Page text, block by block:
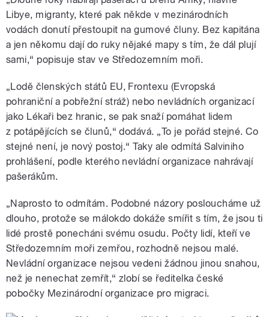
Libye, migranty, které pak někde v mezinárodních
vodách donutí přestoupit na gumové čluny. Bez kapitána
a jen někomu dají do ruky nějaké mapy s tím, že dál plují
sami,“ popisuje stav ve Středozemním moři.
„Lodě členských států EU, Frontexu (Evropská
pohraniční a pobřežní stráž) nebo nevládních organizací
jako Lékaři bez hranic, se pak snaží pomáhat lidem
z potápějících se člunů,“ dodává. „To je pořád stejné. Co
stejné není, je nový postoj.“ Taky ale odmítá Salviniho
prohlášení, podle kterého nevládní organizace nahrávají
pašerákům.
„Naprosto to odmítám. Podobné názory posloucháme už
dlouho, protože se málokdo dokáže smířit s tím, že jsou ti
lidé prostě ponecháni svému osudu. Počty lidí, kteří ve
Středozemním moři zemřou, rozhodně nejsou malé.
Nevládní organizace nejsou vedeni žádnou jinou snahou,
než je nenechat zemřít,“ zlobí se ředitelka české
pobočky Mezinárodní organizace pro migraci.